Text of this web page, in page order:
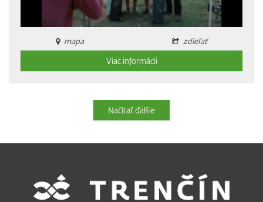
mapa
zdieľať
Viac informácii
Načítať ďalšie